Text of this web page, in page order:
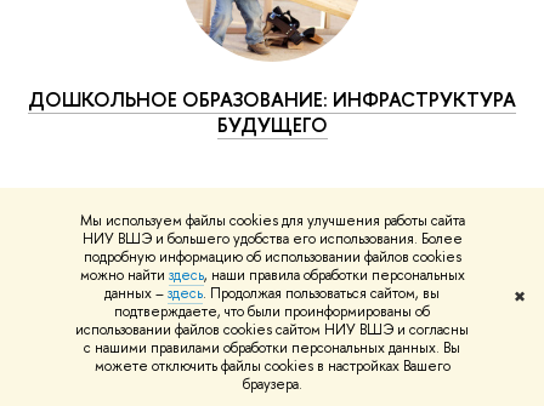
Мы используем файлы cookies для улучшения работы сайта
НИУ ВШЭ и большего удобства его использования. Более
подробную информацию об использовании файлов cookies
можно найти здесь, наши правила обработки персональных
данных –здесь. Продолжая пользоваться сайтом, вы
подтверждаете, что были проинформированы об
использовании файлов cookies сайтом НИУ ВШЭ и согласны
с нашими правилами обработки персональных данных. Вы
можете отключить файлы cookies в настройках Вашего
браузера.
✖
ДОШКОЛЬНОЕ ОБРАЗОВАНИЕ: ИНФРАСТРУКТУРА
БУДУЩЕГО
Научные публикации